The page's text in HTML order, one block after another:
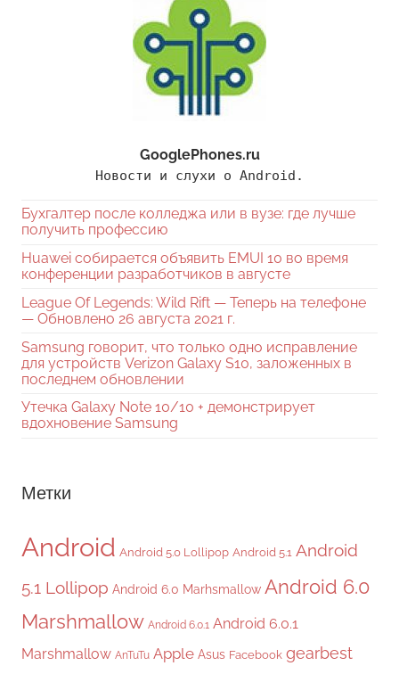
GooglePhones.ru
Новости и слухи о Android.
Бухгалтер после колледжа или в вузе: где лучше
получить профессию
Huawei собирается объявить EMUI 10 во время
конференции разработчиков в августе
League Of Legends: Wild Rift — Теперь на телефоне
— Обновлено 26 августа 2021 г.
Samsung говорит, что только одно исправление
для устройств Verizon Galaxy S10, заложенных в
последнем обновлении
Утечка Galaxy Note 10/10 + демонстрирует
вдохновение Samsung
Метки
Android Android 5.0 Lollipop Android 5.1 Android
5.1 Lollipop Android 6.0 Marhsmallow Android 6.0
Marshmallow Android 6.0.1 Android 6.0.1
Marshmallow AnTuTu Apple Asus Facebook gearbest